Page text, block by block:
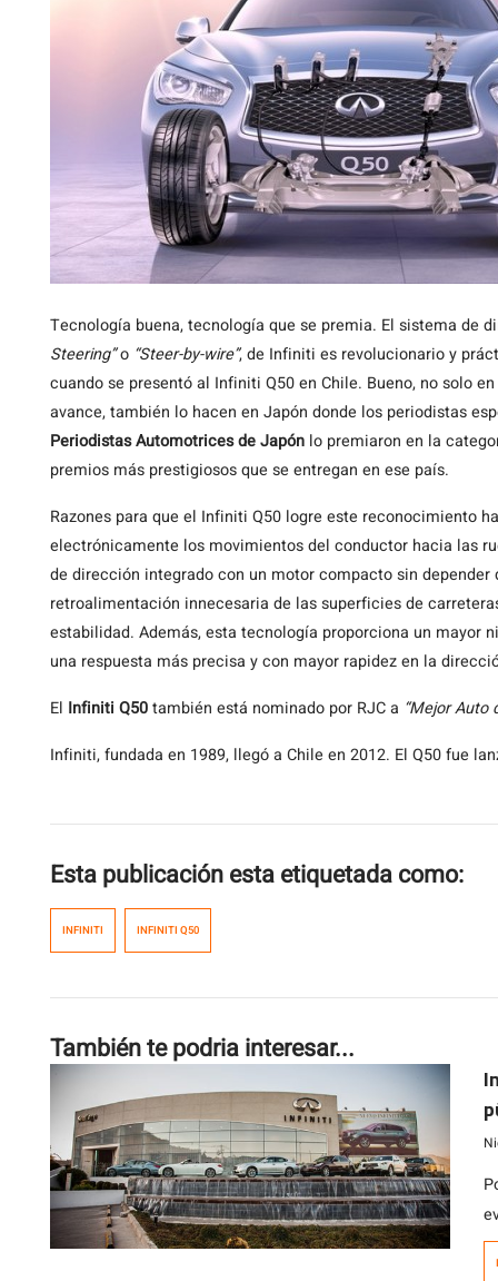
Tecnología buena, tecnología que se premia. El sistema de
Steering”o “Steer-by-wire”, de Infiniti es revolucionario y
cuando se presentó al Infiniti Q50 en Chile. Bueno, no solo
avance, también lo hacen en Japón donde los periodistas
Periodistas Automotrices de Japón lo premiaron en la
premios más prestigiosos que se entregan en ese país.
Razones para que el Infiniti Q50 logre este reconocimiento
electrónicamente los movimientos del conductor hacia las
de dirección integrado con un motor compacto sin
retroalimentación innecesaria de las superficies de
estabilidad. Además, esta tecnología proporciona un mayor
una respuesta más precisa y con mayor rapidez en la
El Infiniti Q50también está nominado por RJC a “Mejor Auto
Infiniti, fundada en 1989, llegó a Chile en 2012. El Q50 fue
Esta publicación esta etiquetada como:
INFINITI INFINITI Q50
También te podria interesar...